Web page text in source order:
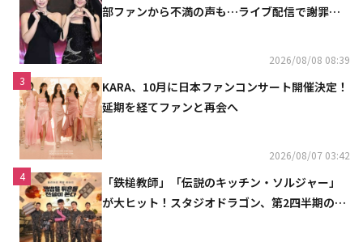
部ファンから不満の声も…ライブ配信で謝罪
2026/08/08 08:39
3
KARA、10月に日本ファンコンサート開催決定！
延期を経てファンと再会へ
2026/08/07 03:42
4
「鉄槌教師」「伝説のキッチン・ソルジャー」
が大ヒット！スタジオドラゴン、第2四半期の売